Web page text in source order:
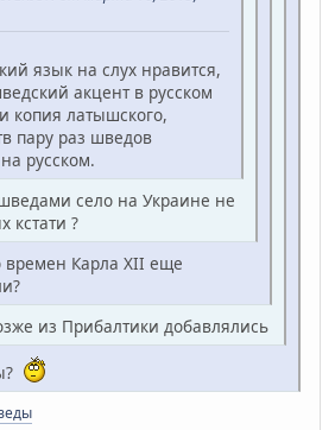
язык на слух нравится,
акцент в русском
копия латышского,
пару раз шведов
русском.
село на Украине не
кстати ?
времен Карла XII еще
из Прибалтики добавлялись